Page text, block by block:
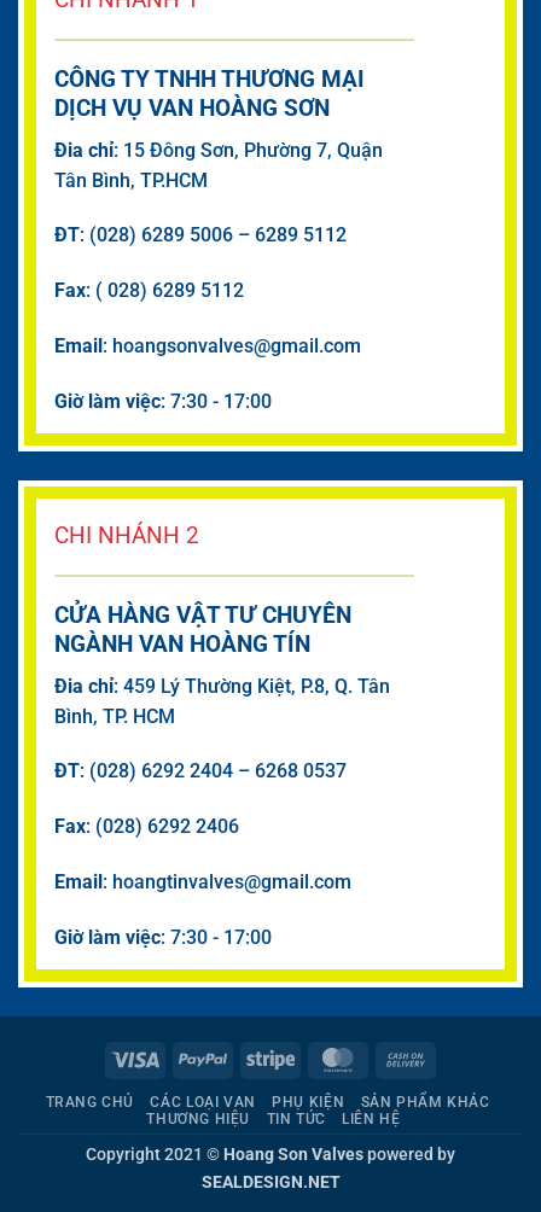
CÔNG TY TNHH THƯƠNG MẠI
DỊCH VỤ VAN HOÀNG SƠN
Đia chỉ: 15 Đông Sơn, Phường 7, Quận
Tân Bình, TP.HCM
ĐT: (028) 6289 5006 – 6289 5112
Fax: ( 028) 6289 5112
Email: hoangsonvalves@gmail.com
Giờ làm việc: 7:30 - 17:00
CHI NHÁNH 2
CỬA HÀNG VẬT TƯ CHUYÊN
NGÀNH VAN HOÀNG TÍN
Đia chỉ: 459 Lý Thường Kiệt, P.8, Q. Tân
Bình, TP. HCM
ĐT: (028) 6292 2404 – 6268 0537
Fax: (028) 6292 2406
Email: hoangtinvalves@gmail.com
Giờ làm việc: 7:30 - 17:00
Visa PayPal Stripe MasterCard
Delivery
TRANG CHỦ CÁC LOẠI VAN PHỤ KIỆN
SẢN PHẨM KHÁC
THƯƠNG HIỆU
TIN TỨC LIÊN HỆ
Copyright 2021 © Hoang Son Valvespowered by
SEALDESIGN.NET